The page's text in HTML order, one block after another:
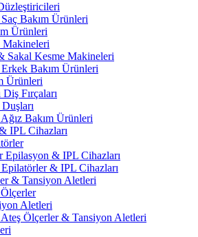
Bakım Ürünleri
Ürünleri
Makineleri
Sakal Kesme Makineleri
Bakım Ürünleri
Ürünleri
Diş Fırçaları
Bakım Ürünleri
IPL Cihazları
Epilasyon & IPL Cihazları
& IPL Cihazları
& Tansiyon Aletleri
Aletleri
Ölçerler & Tansiyon Aletleri